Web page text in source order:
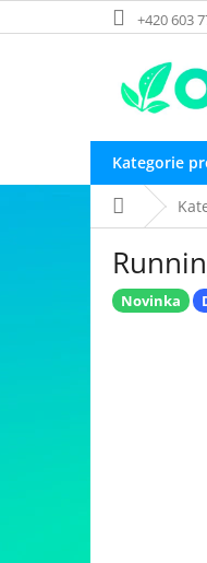
na
+420 603
Kategorie
Domů
Novinka